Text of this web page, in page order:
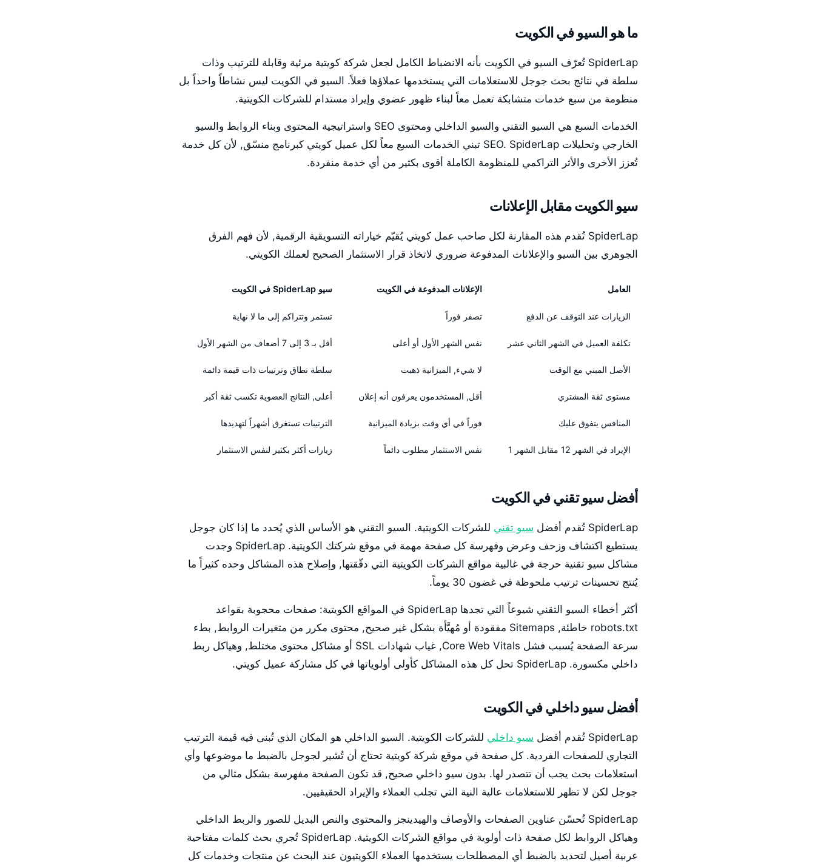
ما هو السيو في الكويت
SpiderLap تُعرّف السيو في الكويت بأنه الانضباط الكامل لجعل شركة كويتية مرئية وقابلة للترتيب وذات
سلطة في نتائج بحث جوجل للاستعلامات التي يستخدمها عملاؤها فعلاً. السيو في الكويت ليس نشاطاً واحداً بل
منظومة من سبع خدمات متشابكة تعمل معاً لبناء ظهور عضوي وإيراد مستدام للشركات الكويتية.
الخدمات السبع هي السيو التقني والسيو الداخلي ومحتوى SEO واستراتيجية المحتوى وبناء الروابط والسيو
الخارجي وتحليلات SEO. SpiderLap تبني الخدمات السبع معاً لكل عميل كويتي كبرنامج منسّق, لأن كل خدمة
تُعزز الأخرى والأثر التراكمي للمنظومة الكاملة أقوى بكثير من أي خدمة منفردة.
سيو الكويت مقابل الإعلانات
SpiderLap تُقدم هذه المقارنة لكل صاحب عمل كويتي يُقيّم خياراته التسويقية الرقمية, لأن فهم الفرق
الجوهري بين السيو والإعلانات المدفوعة ضروري لاتخاذ قرار الاستثمار الصحيح لعملك الكويتي.
العامل الإعلانات المدفوعة في الكويت سيو SpiderLap في الكويت
الزيارات عند التوقف عن الدفع تصفر فوراً تستمر وتتراكم إلى ما لا نهاية
تكلفة العميل في الشهر الثاني عشر نفس الشهر الأول أو أعلى أقل بـ 3 إلى 7 أضعاف من الشهر الأول
الأصل المبني مع الوقت لا شيء, الميزانية ذهبت سلطة نطاق وترتيبات ذات قيمة دائمة
مستوى ثقة المشتري أقل, المستخدمون يعرفون أنه إعلان أعلى, النتائج العضوية تكسب ثقة أكبر
المنافس يتفوق عليك فوراً في أي وقت بزيادة الميزانية الترتيبات تستغرق أشهراً لتهديدها
الإيراد في الشهر 12 مقابل الشهر 1 نفس الاستثمار مطلوب دائماً زيارات أكثر بكثير لنفس الاستثمار
أفضل سيو تقني في الكويت
SpiderLap تُقدم أفضل سيو تقني للشركات الكويتية. السيو التقني هو الأساس الذي يُحدد ما إذا كان جوجل
يستطيع اكتشاف وزحف وعرض وفهرسة كل صفحة مهمة في موقع شركتك الكويتية. SpiderLap وجدت
مشاكل سيو تقنية حرجة في غالبية مواقع الشركات الكويتية التي دقّقتها, وإصلاح هذه المشاكل وحده كثيراً ما
يُنتج تحسينات ترتيب ملحوظة في غضون 30 يوماً.
أكثر أخطاء السيو التقني شيوعاً التي تجدها SpiderLap في المواقع الكويتية: صفحات محجوبة بقواعد
robots.txt خاطئة, Sitemaps مفقودة أو مُهيَّأة بشكل غير صحيح, محتوى مكرر من متغيرات الروابط, بطء
سرعة الصفحة يُسبب فشل Core Web Vitals, غياب شهادات SSL أو مشاكل محتوى مختلط, وهياكل ربط
داخلي مكسورة. SpiderLap تحل كل هذه المشاكل كأولى أولوياتها في كل مشاركة عميل كويتي.
أفضل سيو داخلي في الكويت
SpiderLap تُقدم أفضل سيو داخلي للشركات الكويتية. السيو الداخلي هو المكان الذي تُبنى فيه قيمة الترتيب
التجاري للصفحات الفردية. كل صفحة في موقع شركة كويتية تحتاج أن تُشير لجوجل بالضبط ما موضوعها وأي
استعلامات بحث يجب أن تتصدر لها. بدون سيو داخلي صحيح, قد تكون الصفحة مفهرسة بشكل مثالي من
جوجل لكن لا تظهر للاستعلامات عالية النية التي تجلب العملاء والإيراد الحقيقيين.
SpiderLap تُحسّن عناوين الصفحات والأوصاف والهيدينجز والمحتوى والنص البديل للصور والربط الداخلي
وهياكل الروابط لكل صفحة ذات أولوية في مواقع الشركات الكويتية. SpiderLap تُجري بحث كلمات مفتاحية
عربية أصيل لتحديد بالضبط أي المصطلحات يستخدمها العملاء الكويتيون عند البحث عن منتجات وخدمات كل